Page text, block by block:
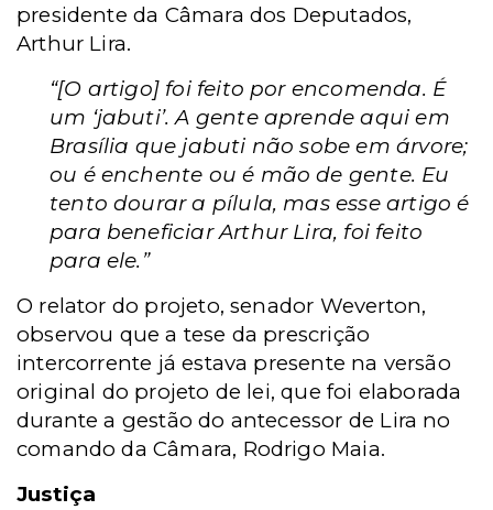
presidente da Câmara dos Deputados,
Arthur Lira.
“[O artigo] foi feito por encomenda. É
um ‘jabuti’. A gente aprende aqui em
Brasília que jabuti não sobe em árvore;
ou é enchente ou é mão de gente. Eu
tento dourar a pílula, mas esse artigo é
para beneficiar Arthur Lira, foi feito
para ele.”
O relator do projeto, senador Weverton,
observou que a tese da prescrição
intercorrente já estava presente na versão
original do projeto de lei, que foi elaborada
durante a gestão do antecessor de Lira no
comando da Câmara, Rodrigo Maia.
Justiça